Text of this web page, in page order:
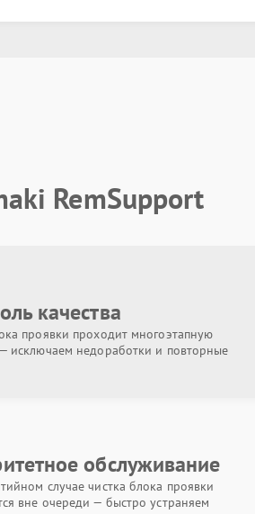
RemSupport
качества
проявки проходит многоэтапную
исключаем недоработки и повторные
обслуживание
случае чистка блока проявки
вне очереди — быстро устраняем